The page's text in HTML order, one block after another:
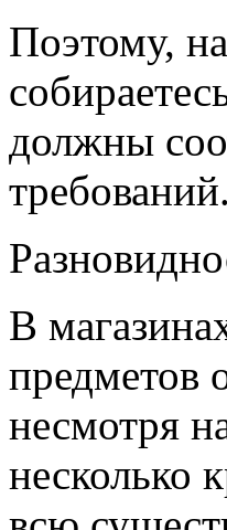
Поэтому,
должны
требований.
В
предметов
несмотря
несколько